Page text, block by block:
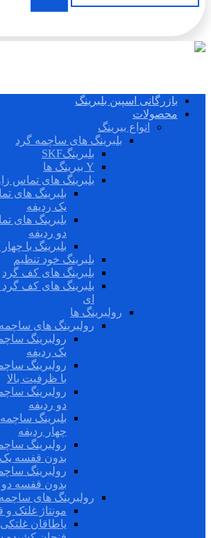
بازرگانی اسپین بلبرینگ
محصولات
انواع بیرینگ
بلبرینگ های ساچمه گرد
بلبرینگSKF
Y بیرینگ ها
بلبرینگ های تماس
بلبرینگ های
یک ردیفه
بلبرینگ های
دو ردیفه
بلبرینگ با
بلبرینگ خود تنظیم
بلبرینگ های کف گرد
بلبرینگ های کف
ای
رولبرینگ ها
رولبرینگ های
رولبرینگ
یک ردیفه
رولبرینگ
با ظرفیت بالا
رولبرینگ
دو ردیفه
بلبرینگ
چهار ردیفه
رولبرینگ
بدون قفسه یک
رولبرینگ
بدون قفسه دو
رولبرینگ های
مونتاژ غلتک
یاطاقان